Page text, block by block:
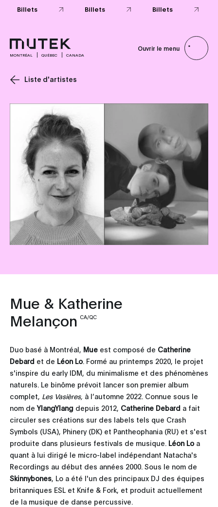
Billets
MONTRÉAL QUÉBEC CANADA
Ouvrir le menu
Liste d'artistes
Mue & Katherine
Melançon CA/QC
Duo basé à Montréal, Mue est composé de Catherine
Debard et de Léon Lo. Formé au printemps 2020, le projet
s'inspire du early IDM, du minimalisme et des phénomènes
naturels. Le binôme prévoit lancer son premier album
complet, Les Vasières, à l’automne 2022. Connue sous le
nom deYlangYlang depuis 2012, Catherine Debard a fait
circuler ses créations sur des labels tels que Crash
Symbols (USA), Phinery (DK) et Pantheophania (RU) et s'est
produite dans plusieurs festivals de musique. Léon Lo a
quant à lui dirigé le micro-label indépendant Natacha's
Recordings au début des années 2000. Sous le nom de
Skinnybones, Lo a été l'un des principaux DJ des équipes
britanniques ESL et Knife & Fork, et produit actuellement
de la musique de danse percussive.